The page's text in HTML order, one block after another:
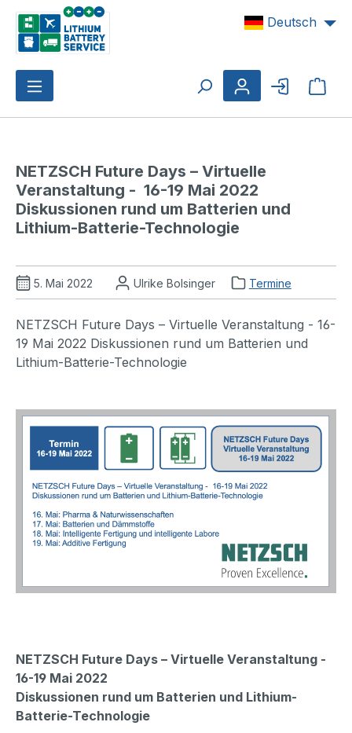
Zum Hauptinhalt springen Deutsch
NETZSCH Future Days – Virtuelle
Veranstaltung -  16-19 Mai 2022
Diskussionen rund um Batterien und
Lithium-Batterie-Technologie
5. Mai 2022 Ulrike Bolsinger Termine
NETZSCH Future Days – Virtuelle Veranstaltung - 16-
19 Mai 2022 Diskussionen rund um Batterien und
Lithium-Batterie-Technologie
NETZSCH Future Days – Virtuelle Veranstaltung -
16-19 Mai 2022
Diskussionen rund um Batterien und Lithium-
Batterie-Technologie